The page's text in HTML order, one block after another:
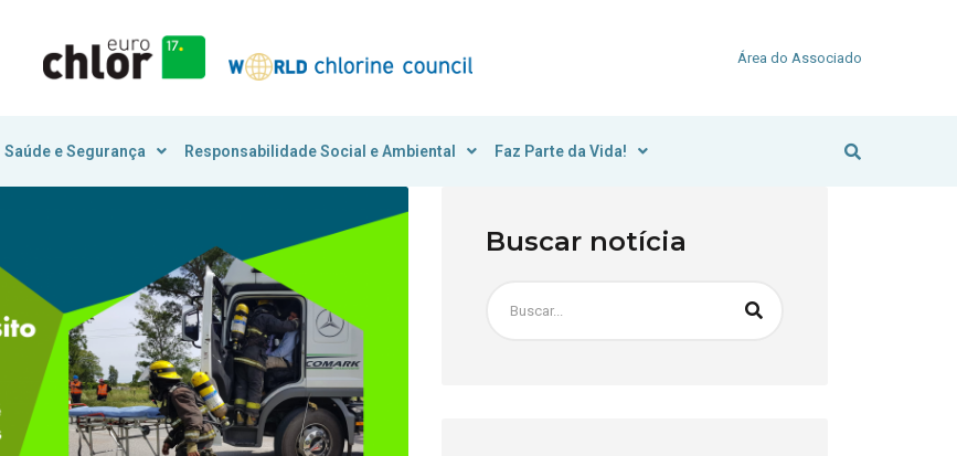
Área do Associado
Saúde e Segurança Responsabilidade Social e Ambiental Faz Parte da Vida!
Buscar notícia